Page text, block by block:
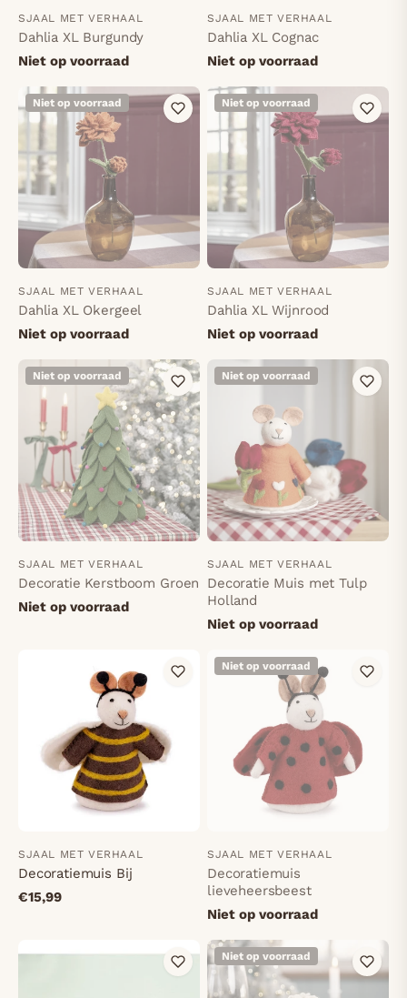
SJAAL MET VERHAAL
Dahlia XL Burgundy
Niet op voorraad
SJAAL MET VERHAAL
Dahlia XL Cognac
Niet op voorraad
Niet op voorraad
SJAAL MET VERHAAL
Dahlia XL Okergeel
Niet op voorraad
Niet op voorraad
SJAAL MET VERHAAL
Dahlia XL Wijnrood
Niet op voorraad
Niet op voorraad
SJAAL MET VERHAAL
Decoratie Kerstboom Groen
Niet op voorraad
Niet op voorraad
SJAAL MET VERHAAL
Decoratie Muis met Tulp
Holland
Niet op voorraad
SJAAL MET VERHAAL
Decoratiemuis Bij
€15,99
Niet op voorraad
SJAAL MET VERHAAL
Decoratiemuis
lieveheersbeest
Niet op voorraad
Niet op voorraad